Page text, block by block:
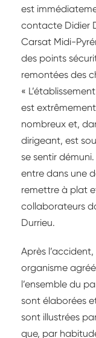
est
contacte Didier
Carsat Midi-
des points
remontées des
«
est
nombreux et,
dirigeant, est
se sentir
entre dans une
remettre à plat
collaborateurs
Durrieu.
Après
organisme
l’ensemble du
sont élaborées
sont illustrées
que, par